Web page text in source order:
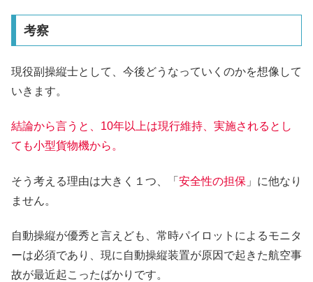
考察
現役副操縦士として、今後どうなっていくのかを想像して
いきます。
結論から言うと、10年以上は現行維持、実施されるとし
ても小型貨物機から。
そう考える理由は大きく１つ、「 安全性の担保 」に他なり
ません。
自動操縦が優秀と言えども、常時パイロットによるモニタ
ーは必須であり、現に自動操縦装置が原因で起きた航空事
故が最近起こったばかりです。